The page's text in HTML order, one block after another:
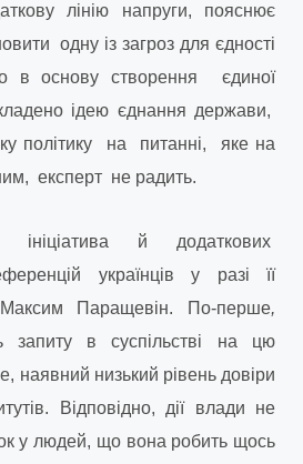
лінію напруги, пояснює
одну із загроз для єдності
в основу створення єдиної
ідею єднання держави,
політику на питанні, яке на
експерт не радить.
й додаткових
українців у разі її
Паращевін. По-перше,
запиту в суспільстві на цю
наявний низький рівень довіри
Відповідно, дії влади не
у людей, що вона робить щось